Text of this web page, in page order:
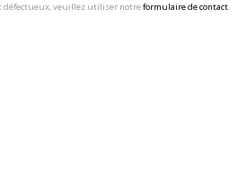
défectueux, veuillez utiliser notreformulaire de contact.